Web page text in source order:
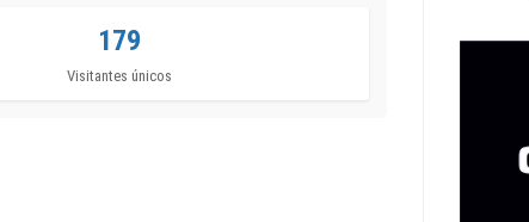
179
Visitantes únicos